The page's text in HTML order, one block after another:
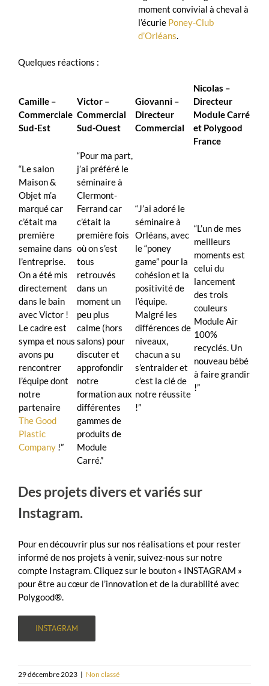
moment convivial à cheval à
l’écurie Poney-Club
d’Orléans.
Quelques réactions :
Camille –
Commerciale
Sud-Est
Victor –
Commercial
Sud-Ouest
Giovanni –
Directeur
Commercial
Nicolas –
Directeur
Module Carré
et Polygood
France
“Le salon
Maison &
Objet m’a
marqué car
c’était ma
première
semaine dans
l’entreprise.
On a été mis
directement
dans le bain
avec Victor !
Le cadre est
sympa et nous
avons pu
rencontrer
l’équipe dont
notre
partenaire
The Good
Plastic
Company!”
“Pour ma part,
j’ai préféré le
séminaire à
Clermont-
Ferrand car
c’était la
première fois
où on s’est
tous
retrouvés
dans un
moment un
peu plus
calme (hors
salons) pour
discuter et
approfondir
notre
formation aux
différentes
gammes de
produits de
Module
Carré.”
“J’ai adoré le
séminaire à
Orléans, avec
le “poney
game” pour la
cohésion et la
positivité de
l’équipe.
Malgré les
différences de
niveaux,
chacun a su
s’entraider et
c’est la clé de
notre réussite
!”
“L’un de mes
meilleurs
moments est
celui du
lancement
des trois
couleurs
Module Air
100%
recyclés. Un
nouveau bébé
à faire grandir
!”
Des projets divers et variés sur
Instagram.
Pour en découvrir plus sur nos réalisations et pour rester
informé de nos projets à venir, suivez-nous sur notre
compte Instagram. Cliquez sur le bouton « INSTAGRAM »
pour être au cœur de l’innovation et de la durabilité avec
Polygood®.
INSTAGRAM
29 décembre 2023 | Non classé